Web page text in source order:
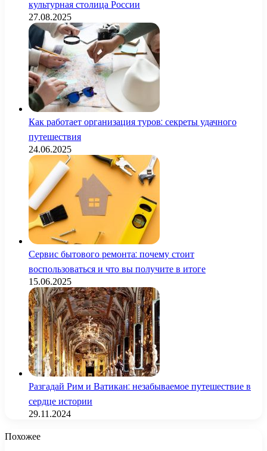
культурная столица России
27.08.2025
Как работает организация туров: секреты удачного
путешествия
24.06.2025
Сервис бытового ремонта: почему стоит
воспользоваться и что вы получите в итоге
15.06.2025
Разгадай Рим и Ватикан: незабываемое путешествие в
сердце истории
29.11.2024
Похожее